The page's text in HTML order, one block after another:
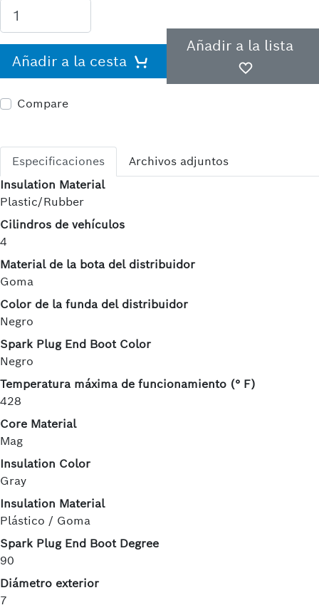
Añadir a la cesta
Añadir a la lista
Compare
Especificaciones
Archivos adjuntos
Insulation Material
Plastic/Rubber
Cilindros de vehículos
4
Material de la bota del distribuidor
Goma
Color de la funda del distribuidor
Negro
Spark Plug End Boot Color
Negro
Temperatura máxima de funcionamiento (° F)
428
Core Material
Mag
Insulation Color
Gray
Insulation Material
Plástico / Goma
Spark Plug End Boot Degree
90
Diámetro exterior
7